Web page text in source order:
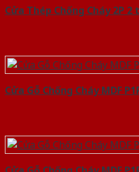
Cửa Thép Chống Cháy 2P
Cửa Gỗ Chống Cháy MDF